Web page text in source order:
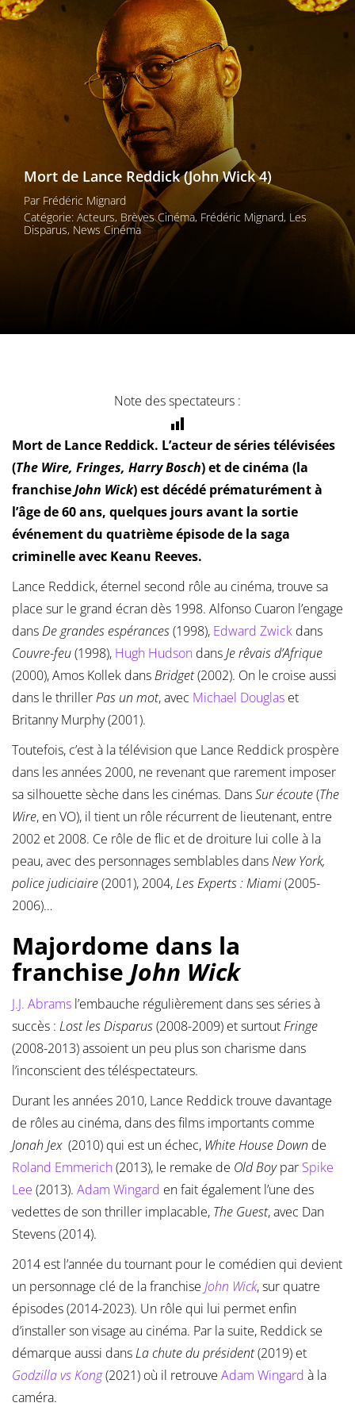
Les films par
genre
Séries
Les films
interdits
Les Dossiers
Les disparus
Les acteurs
Les actrices
Mort de Lance Reddick (John Wick 4)
Par Frédéric Mignard
Catégorie: Acteurs, Brèves Cinéma, Frédéric Mignard, Les
Disparus, News Cinéma
Note des spectateurs :
Mort de Lance Reddick. L’acteur de séries télévisées
(The Wire, Fringes, Harry Bosch) et de cinéma (la
franchiseJohn Wick) est décédé prématurément à
l’âge de 60 ans, quelques jours avant la sortie
événement du quatrième épisode de la saga
criminelle avec Keanu Reeves.
Lance Reddick, éternel second rôle au cinéma, trouve sa
place sur le grand écran dès 1998. Alfonso Cuaron l’engage
dansDe grandes espérances(1998), Edward Zwick dans
Couvre-feu(1998), Hugh Hudson dansJe rêvais d’Afrique
(2000), Amos Kollek dansBridget(2002). On le croise aussi
dans le thrillerPas un mot, avec Michael Douglas et
Britanny Murphy (2001).
Toutefois, c’est à la télévision que Lance Reddick prospère
dans les années 2000, ne revenant que rarement imposer
sa silhouette sèche dans les cinémas. DansSur écoute(The
Wire, en VO), il tient un rôle récurrent de lieutenant, entre
2002 et 2008. Ce rôle de flic et de droiture lui colle à la
peau, avec des personnages semblables dansNew York,
police judiciaire(2001), 2004,Les Experts : Miami(2005-
2006)…
Majordome dans la
franchise John Wick
J.J. Abrams l’embauche régulièrement dans ses séries à
succès : Lost les Disparus(2008-2009) et surtoutFringe
(2008-2013) assoient un peu plus son charisme dans
l’inconscient des téléspectateurs.
Durant les années 2010, Lance Reddick trouve davantage
de rôles au cinéma, dans des films importants comme
Jonah Jex (2010) qui est un échec, White House Down de
Roland Emmerich(2013), le remake de Old Boypar Spike
Lee (2013). Adam Wingard en fait également l’une des
vedettes de son thriller implacable, The Guest, avec Dan
Stevens (2014).
2014 est l’année du tournant pour le comédien qui devient
un personnage clé de la franchise John Wick, sur quatre
épisodes (2014-2023). Un rôle qui lui permet enfin
d’installer son visage au cinéma. Par la suite, Reddick se
démarque aussi dansLa chute du président(2019) et
Godzilla vs Kong(2021) où il retrouve Adam Wingard à la
caméra.